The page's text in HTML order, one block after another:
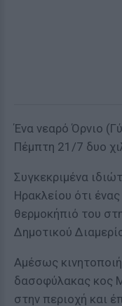
Ένα νεαρό Όρνιο
Πέμπτη 21/7 δυο
Συγκεκριμένα
Ηρακλείου ότι
θερμοκήπιό του
Δημοτικού
Αμέσως
δασοφύλακας κος
στην περιοχή και